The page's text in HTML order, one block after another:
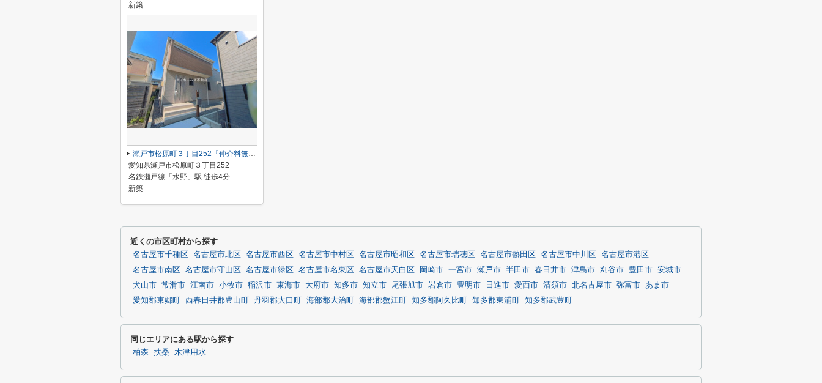
新築
瀬戸市松原町３丁目252『仲介料無料』新築戸建て
愛知県瀬戸市松原町３丁目252
名鉄瀬戸線「水野」駅 徒歩4分
新築
近くの市区町村から探す
名古屋市千種区 名古屋市北区 名古屋市西区 名古屋市中村区 名古屋市昭和区 名古屋市瑞穂区 名古屋市熱田区 名古屋市中川区
名古屋市港区
名古屋市南区
名古屋市守山区 名古屋市緑区 名古屋市名東区 名古屋市天白区 岡崎市 一宮市 瀬戸市 半田市 春日井市 津島市 刈谷市 豊田市 安城市
犬山市 常滑市 江南市 小牧市 稲沢市 東海市 大府市 知多市 知立市 尾張旭市 岩倉市 豊明市 日進市 愛西市 清須市 北名古屋市 弥富市 あま市
愛知郡東郷町
西春日井郡豊山町 丹羽郡大口町 海部郡大治町 海部郡蟹江町 知多郡阿久比町 知多郡東浦町 知多郡武豊町
同じエリアにある駅から探す
柏森 扶桑 木津用水